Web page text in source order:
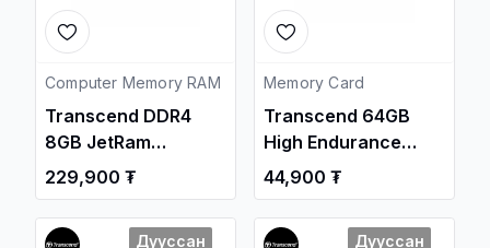
Computer Memory RAM
Transcend DDR4
8GB JetRam
3200MHz SODIMM
Notebook Memory
/JM3200HSG-8G/
229,900 ₮
Memory Card
Transcend 64GB
High Endurance
350V UHS-I XC
100MB/s Micro SD
Memory Card with
44,900 ₮
Дууссан Дууссан